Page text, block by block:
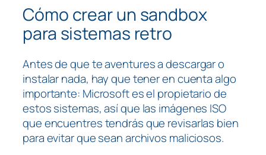
Cómo crear un sandbox
para sistemas retro
Antes de que te aventures a descargar o
instalar nada, hay que tener en cuenta algo
importante: Microsoft es el propietario de
estos sistemas, así que las imágenes ISO
que encuentres tendrás que revisarlas bien
para evitar que sean archivos maliciosos.